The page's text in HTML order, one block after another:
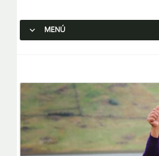
MENÚ